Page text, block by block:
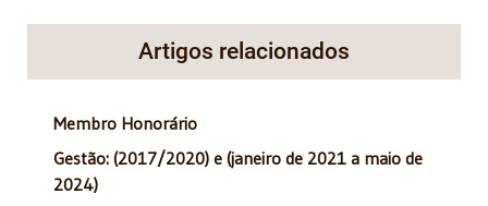
Artigos relacionados
Membro Honorário
Gestão: (2017/2020) e (janeiro de 2021 a maio de
2024)